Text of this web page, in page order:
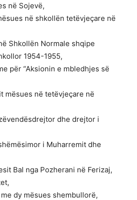
në Sojevë,
në shkollën tetëvjeçare në
Shkollën Normale shqipe
1954-1955,
për “Aksionin e mbledhjes së
mësues në tetëvjeçare në
dhe drejtor i
i Muharremit dhe
Bal nga Pozherani në Ferizaj,
dy mësues shembullorë,